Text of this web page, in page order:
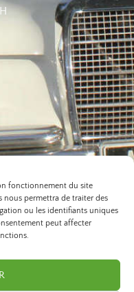
fonctionnement du site
nous permettra de traiter des
ou les identifiants uniques
peut affecter